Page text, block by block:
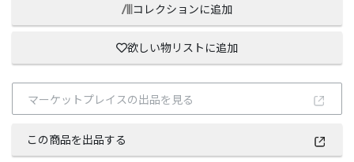
コレクションに追加
欲しい物リストに追加
マーケットプレイスの出品を見る
この商品を出品する